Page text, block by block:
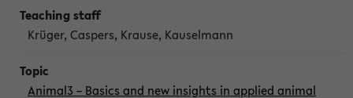
Krüger, Caspers, Krause, Kauselmann
Animal3 – Basics and new insights in applied animal